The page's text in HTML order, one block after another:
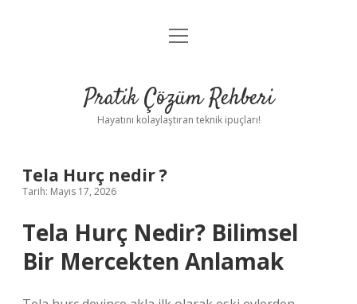
Anasayfa
Yasal Uyarı
menüyü
Pratik Çözüm Rehberi
Hayatını kolaylaştıran teknik ipuçları!
Tela Hurç nedir ?
Tarih: Mayıs 17, 2026
Tela Hurç Nedir? Bilimsel
Bir Mercekten Anlamak